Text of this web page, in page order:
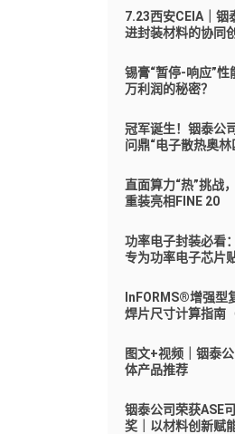
7.23西安CEIA｜铟
进封装材料的协同
锡膏“暂停-响应”性
万利润的秘密？
冠军诞生！铟泰公
问鼎“电子散热奥林
直面算力“热”挑战
重装亮相FINE 20
功率电子封装必看
专为功率电子芯片
InFORMS®增强型
焊片尺寸计算指南
图文+视频｜铟泰
体产品推荐
铟泰公司荣获ASE
奖｜以材料创新赋